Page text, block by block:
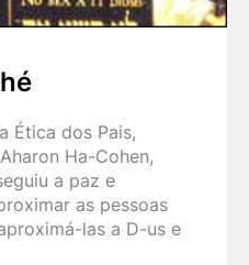
Ética dos Pais,
Ha-Cohen,
a paz e
as pessoas
las a D-us e